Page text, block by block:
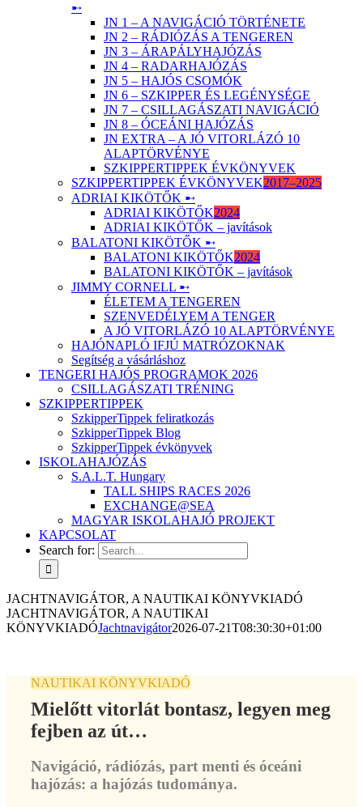
➸
JN 1 – A NAVIGÁCIÓ TÖRTÉNETE
JN 2 – RÁDIÓZÁS A TENGEREN
JN 3 – ÁRAPÁLYHAJÓZÁS
JN 4 – RADARHAJÓZÁS
JN 5 – HAJÓS CSOMÓK
JN 6 – SZKIPPER ÉS LEGÉNYSÉGE
JN 7 – CSILLAGÁSZATI NAVIGÁCIÓ
JN 8 – ÓCEÁNI HAJÓZÁS
JN EXTRA – A JÓ VITORLÁZÓ 10
ALAPTÖRVÉNYE
SZKIPPERTIPPEK ÉVKÖNYVEK
SZKIPPERTIPPEK ÉVKÖNYVEK2017–2025
ADRIAI KIKÖTŐK ➸
ADRIAI KIKÖTŐK2024
ADRIAI KIKÖTŐK – javítások
BALATONI KIKÖTŐK ➸
BALATONI KIKÖTŐK2024
BALATONI KIKÖTŐK – javítások
JIMMY CORNELL ➸
ÉLETEM A TENGEREN
SZENVEDÉLYEM A TENGER
A JÓ VITORLÁZÓ 10 ALAPTÖRVÉNYE
HAJÓNAPLÓ IFJÚ MATRÓZOKNAK
Segítség a vásárláshoz
TENGERI HAJÓS PROGRAMOK 2026
CSILLAGÁSZATI TRÉNING
SZKIPPERTIPPEK
SzkipperTippek feliratkozás
SzkipperTippek Blog
SzkipperTippek évkönyvek
ISKOLAHAJÓZÁS
S.A.L.T. Hungary
TALL SHIPS RACES 2026
EXCHANGE@SEA
MAGYAR ISKOLAHAJÓ PROJEKT
KAPCSOLAT
Search for:
JACHTNAVIGÁTOR, A NAUTIKAI KÖNYVKIADÓ
JACHTNAVIGÁTOR, A NAUTIKAI
KÖNYVKIADÓJachtnavigátor2026-07-21T08:30:30+01:00
NAUTIKAI KÖNYVKIADÓ
Mielőtt vitorlát bontasz, legyen meg
fejben az út…
Navigáció, rádiózás, part menti és óceáni
hajózás: a hajózás tudománya.